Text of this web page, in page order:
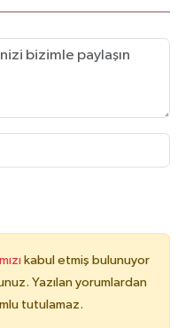
kabul etmiş bulunuyor
Yazılan yorumlardan
tutulamaz.